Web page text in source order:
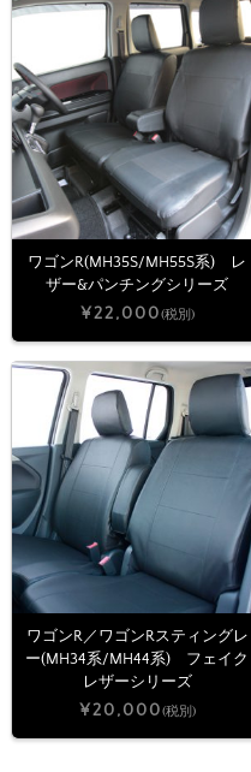
ワゴンR(MH35S/MH55S系) レ
ザー&パンチングシリーズ
¥22,000(税別)
ワゴンR／ワゴンRスティングレ
ー(MH34系/MH44系) フェイク
レザーシリーズ
¥20,000(税別)